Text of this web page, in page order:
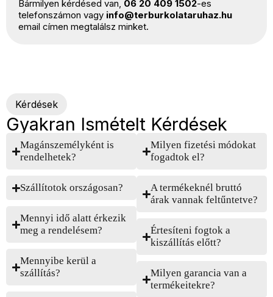
Bármilyen kérdésed van, 06 20 409 1502-es
telefonszámon vagy info@terburkolataruhaz.hu
email címen megtalálsz minket.
Kérdések
Gyakran Ismételt Kérdések
Magánszemélyként is
rendelhetek?
Szállítotok országosan?
Mennyi idő alatt érkezik
meg a rendelésem?
Mennyibe kerül a
szállítás?
Milyen fizetési módokat
fogadtok el?
A termékeknél bruttó
árak vannak feltűntetve?
Értesíteni fogtok a
kiszállítás előtt?
Milyen garancia van a
termékeitekre?